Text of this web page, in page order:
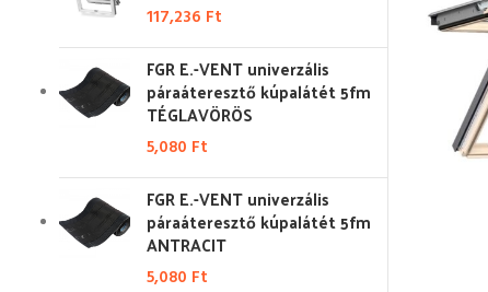
117,236 Ft
FGR E.-VENT univerzális
páraáteresztő kúpalátét 5fm
TÉGLAVÖRÖS
5,080 Ft
FGR E.-VENT univerzális
páraáteresztő kúpalátét 5fm
ANTRACIT
5,080 Ft